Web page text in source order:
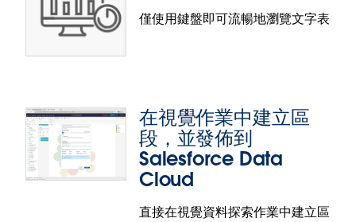
驗證 Google BigQuery 及 Google BigQuery JDBC 連
接器。
僅使用鍵盤即可流暢地瀏覽文字表
文字表視覺效果瀏覽功能
僅使用鍵盤即可流暢地瀏覽文字表。透過文字表視覺
效果瀏覽功能，客戶將能使用輔助技術瀏覽標頭、軸
與視覺效果窗格。所有可使用滑鼠進行瀏覽方式，此
在視覺作業中建立區
段，並發佈到
Salesforce Data
Cloud
直接在視覺資料探索作業中建立區